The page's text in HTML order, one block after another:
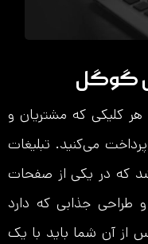
گوگل
هر کلیکی که مشتریان و
می‌کنید. تبلیغات
که در یکی از صفحات
و طراحی جذابی که دارد
آن شما باید با یک